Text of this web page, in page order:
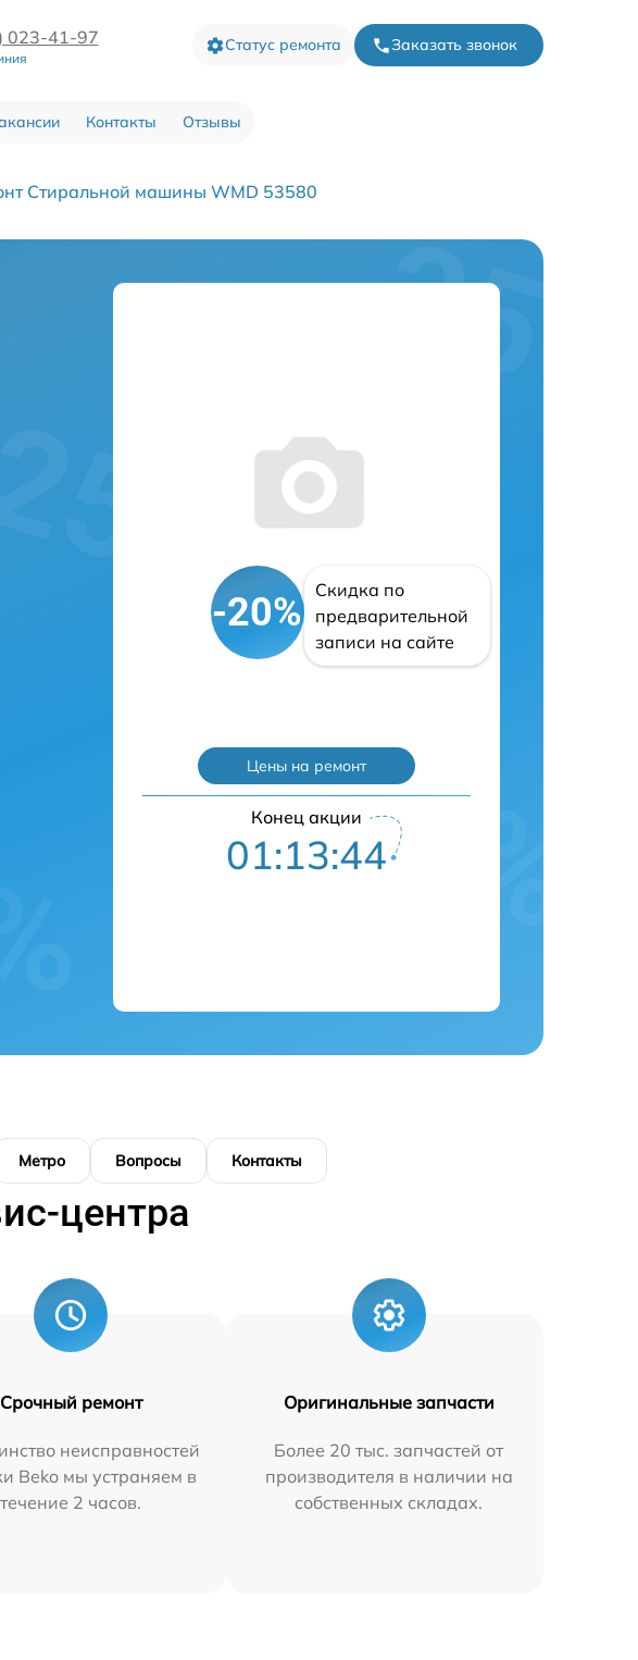
023-41-97 Статус ремонта Заказать звонок
Контакты Отзывы
Стиральной машины WMD 53580
-20%
Скидка по
предварительной
записи на сайте
Цены на ремонт
Конец акции
01:13:43
Метро Вопросы Контакты
центра
Срочный ремонт
неисправностей
Beko мы устраняем в
течение 2 часов.
Оригинальные запчасти
Более 20 тыс. запчастей от
производителя в наличии на
собственных складах.